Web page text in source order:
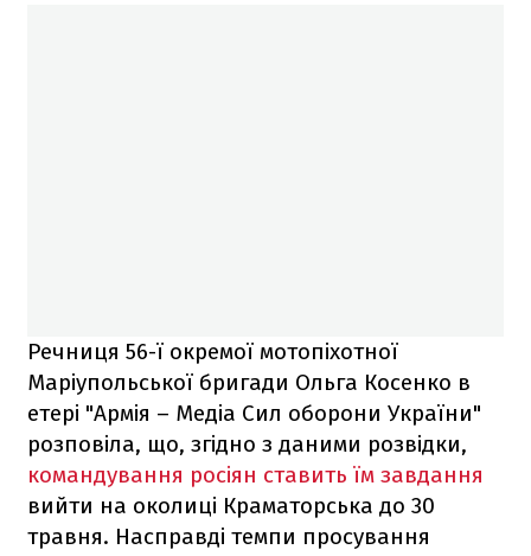
Речниця 56-ї окремої мотопіхотної
Маріупольської бригади Ольга Косенко в
етері "Армія – Медіа Сил оборони України"
розповіла, що, згідно з даними розвідки,
командування росіян ставить їм завдання
вийти на околиці Краматорська до 30
травня. Насправді темпи просування